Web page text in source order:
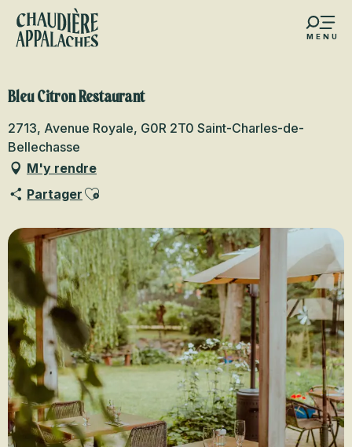
Aller
contenu
MENU
favoris
Bleu Citron Restaurant
2713, Avenue Royale, G0R 2T0 Saint-Charles-de-
Bellechasse
M'y rendre
Partager Ajouter aux favoris